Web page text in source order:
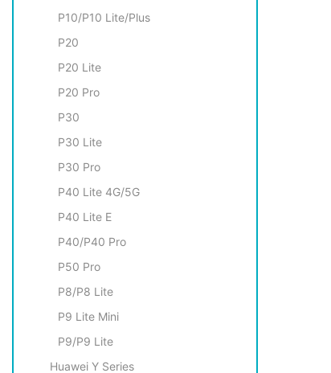
P10/P10 Lite/Plus
P20
P20 Lite
P20 Pro
P30
P30 Lite
P30 Pro
P40 Lite 4G/5G
P40 Lite E
P40/P40 Pro
P50 Pro
P8/P8 Lite
P9 Litе Mini
P9/P9 Lite
Huawei Y Series